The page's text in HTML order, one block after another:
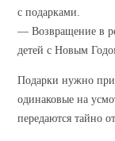
с подарками.
— Возвращение в
детей с Новым
Подарки нужно
одинаковые на
передаются тайно